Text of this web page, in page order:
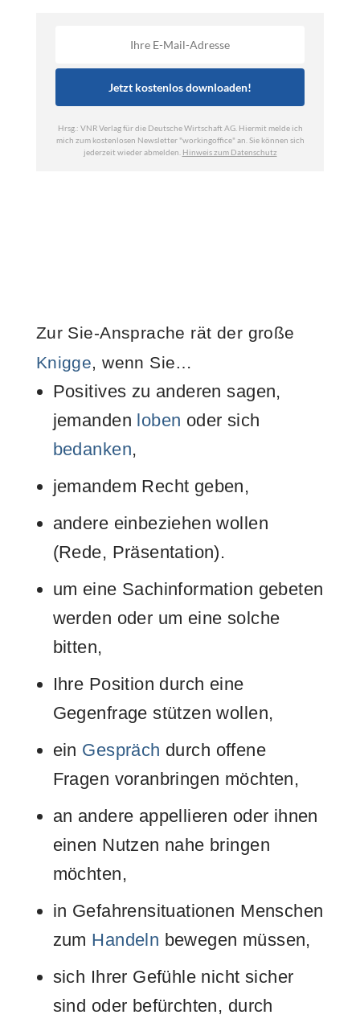
Zur Sie-Ansprache rät der große
Knigge, wenn Sie…
Positives zu anderen sagen,
jemanden loben oder sich
bedanken,
jemandem Recht geben,
andere einbeziehen wollen
(Rede, Präsentation).
um eine Sachinformation gebeten
werden oder um eine solche
bitten,
Ihre Position durch eine
Gegenfrage stützen wollen,
ein Gespräch durch offene
Fragen voranbringen möchten,
an andere appellieren oder ihnen
einen Nutzen nahe bringen
möchten,
in Gefahrensituationen Menschen
zum Handeln bewegen müssen,
sich Ihrer Gefühle nicht sicher
sind oder befürchten, durch